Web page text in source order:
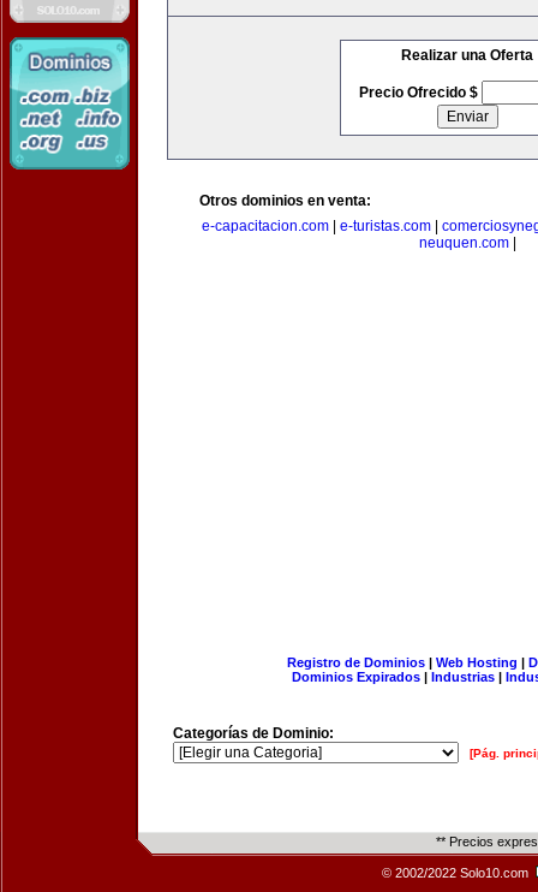
Realizar una Oferta
Precio Ofrecido $
Otros dominios en venta:
e-capacitacion.com
e-turistas.com
neuquen.com|
Registro de Dominios| Web Hosting |
Dominios Expirados | Industrias |
Categorías de Dominio:
[Pág.
** Precios
© 2002/2022 Solo10.com